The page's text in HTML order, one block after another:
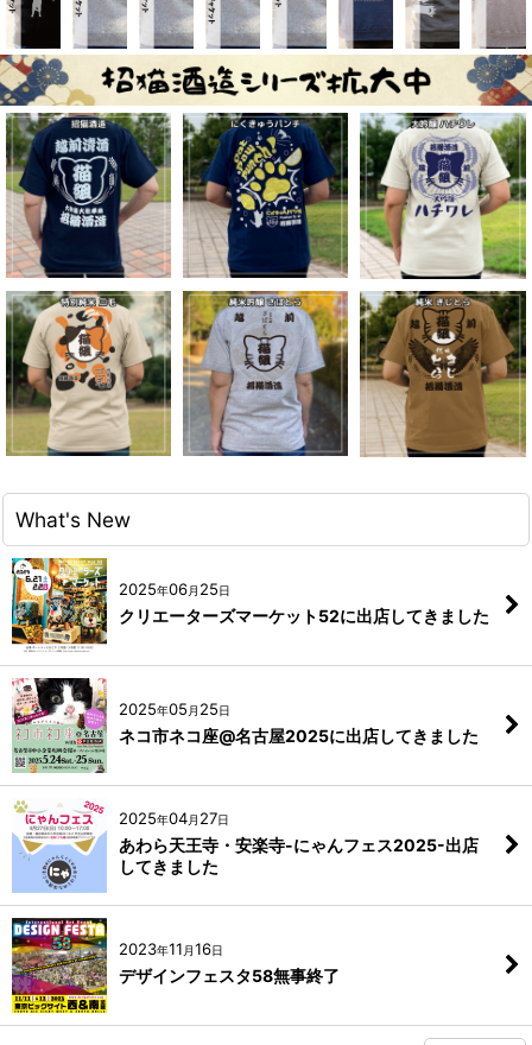
What's New
2025年06月 25日
クリエーターズマーケット52に出店してきました
2025年05 月 25日
ネコ市ネコ座@名古屋2025に出店してきました
2025年04月 27日
あわら天王寺・安楽寺-にゃんフェス2025-出店
してきました
2023年11 月16日
デザインフェスタ58無事終了